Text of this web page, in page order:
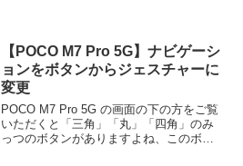
【POCO M7 Pro 5G】ナビゲーシ
ョンをボタンからジェスチャーに
変更
POCO M7 Pro 5G の画面の下の方をご覧
いただくと「三角」「丸」「四角」のみ
っつのボタンがありますよね、このボタ